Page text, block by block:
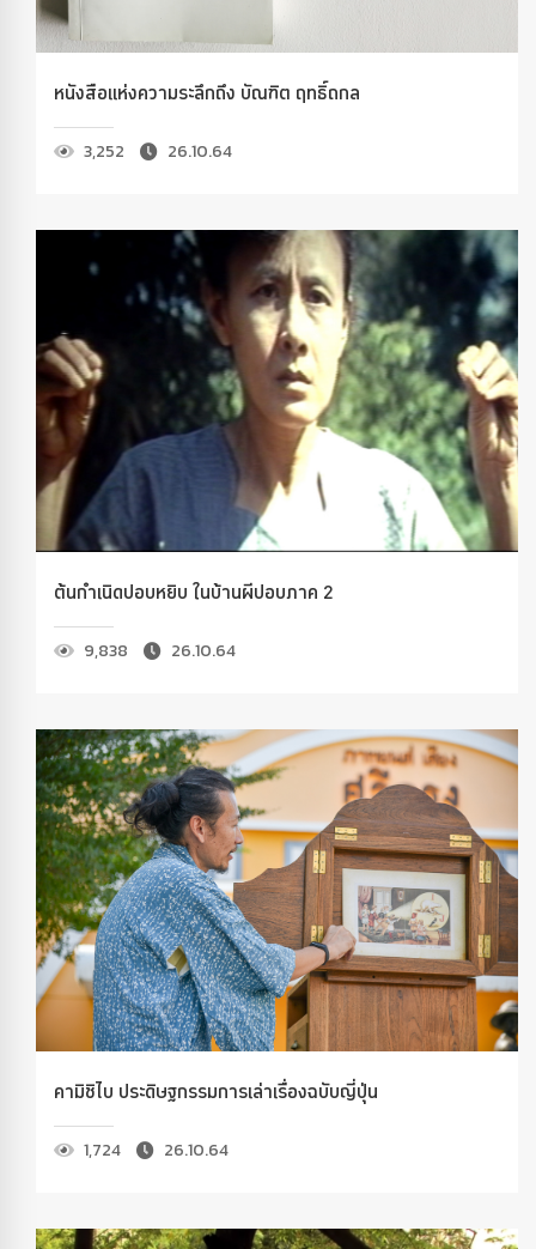
หนังสือแห่งความระลึกถึง บัณฑิต ฤทธิ์ถกล
3,252 26.10.64
ต้นกำเนิดปอบหยิบ ในบ้านผีปอบภาค 2
9,838 26.10.64
คามิชิไบ ประดิษฐกรรมการเล่าเรื่องฉบับญี่ปุ่น
1,724 26.10.64